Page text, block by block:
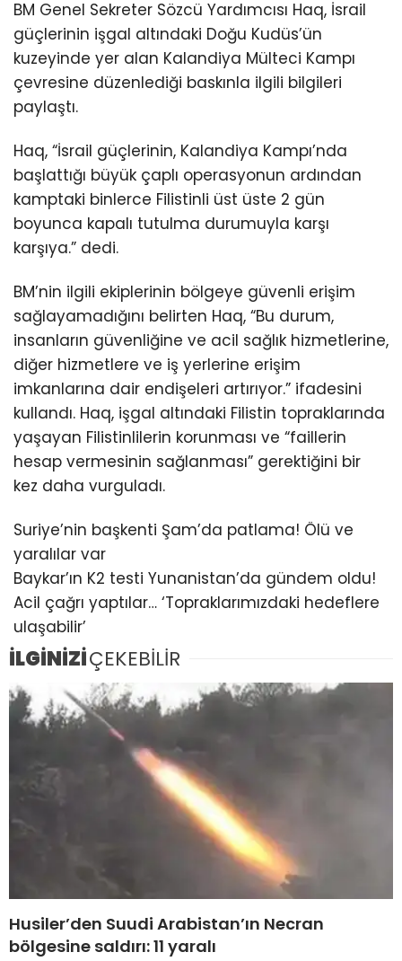
BM Genel Sekreter Sözcü Yardımcısı Haq, İsrail
güçlerinin işgal altındaki Doğu Kudüs’ün
kuzeyinde yer alan Kalandiya Mülteci Kampı
çevresine düzenlediği baskınla ilgili bilgileri
paylaştı.
Haq, “İsrail güçlerinin, Kalandiya Kampı’nda
başlattığı büyük çaplı operasyonun ardından
kamptaki binlerce Filistinli üst üste 2 gün
boyunca kapalı tutulma durumuyla karşı
karşıya.” dedi.
BM’nin ilgili ekiplerinin bölgeye güvenli erişim
sağlayamadığını belirten Haq, “Bu durum,
insanların güvenliğine ve acil sağlık hizmetlerine,
diğer hizmetlere ve iş yerlerine erişim
imkanlarına dair endişeleri artırıyor.” ifadesini
kullandı. Haq, işgal altındaki Filistin topraklarında
yaşayan Filistinlilerin korunması ve “faillerin
hesap vermesinin sağlanması” gerektiğini bir
kez daha vurguladı.
Suriye’nin başkenti Şam’da patlama! Ölü ve
yaralılar var
Baykar’ın K2 testi Yunanistan’da gündem oldu!
Acil çağrı yaptılar… ‘Topraklarımızdaki hedeflere
ulaşabilir’
İLGİNİZİÇEKEBİLİR
Husiler’den Suudi Arabistan’ın Necran
bölgesine saldırı: 11 yaralı